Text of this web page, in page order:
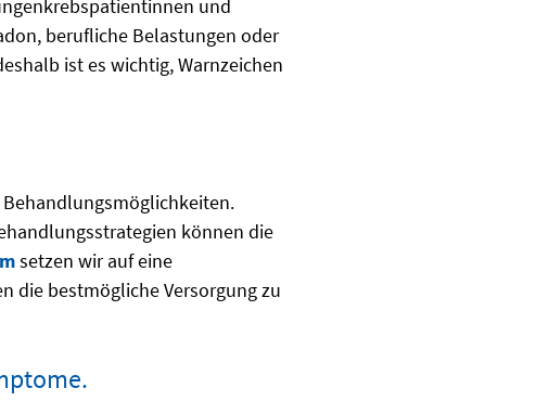
und
berufliche Belastungen oder
ist es wichtig, Warnzeichen
können die
setzen wir auf eine
die bestmögliche Versorgung zu